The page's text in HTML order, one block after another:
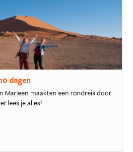
dagen
Marleen maakten een rondreis door
lees je alles!